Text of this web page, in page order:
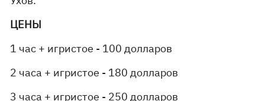
ЦЕНЫ
1 час + игристое - 100 долларов
2 часа + игристое - 180 долларов
3 часа + игристое - 250 долларов